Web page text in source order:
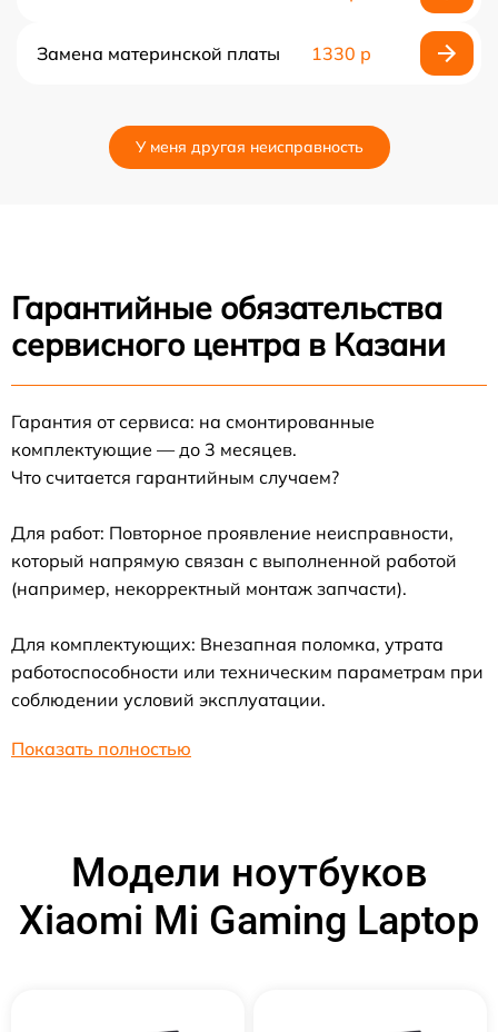
Замена материнской платы 1330 р
У меня другая неисправность
Гарантийные обязательства
сервисного центра в Казани
Гарантия от сервиса: на смонтированные
комплектующие — до 3 месяцев.
Что считается гарантийным случаем?
Для работ: Повторное проявление неисправности,
который напрямую связан с выполненной работой
(например, некорректный монтаж запчасти).
Для комплектующих: Внезапная поломка, утрата
работоспособности или техническим параметрам при
соблюдении условий эксплуатации.
Показать полностью
Модели ноутбуков
Xiaomi Mi Gaming Laptop